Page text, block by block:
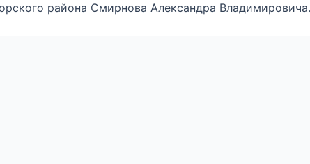
района Смирнова Александра Владимировича.